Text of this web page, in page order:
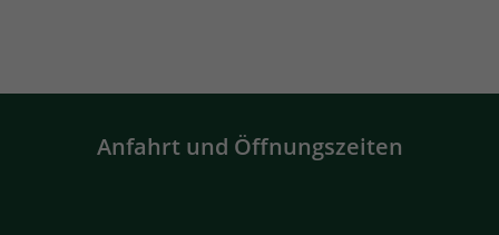
Anfahrt und Öffnungszeiten